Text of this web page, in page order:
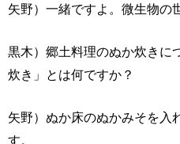
矢野）一緒ですよ。微生物の
黒木）郷土料理のぬか炊きに
炊き」とは何ですか？
矢野）ぬか床のぬかみそを入
す。